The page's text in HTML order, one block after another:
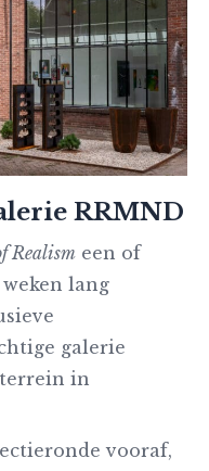
RRMND
Realism een of
lang
galerie
in
vooraf,